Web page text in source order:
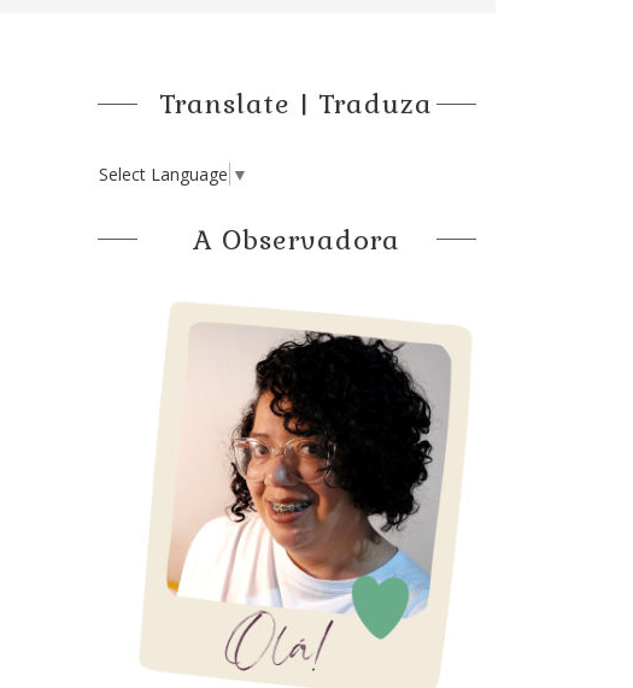
Translate | Traduza
Select Language ▼
A Observadora